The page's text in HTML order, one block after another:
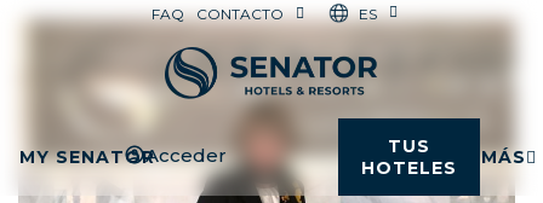
FAQ CONTACTO ES
MY SENATORAcceder
TUS
HOTELES
MÁS